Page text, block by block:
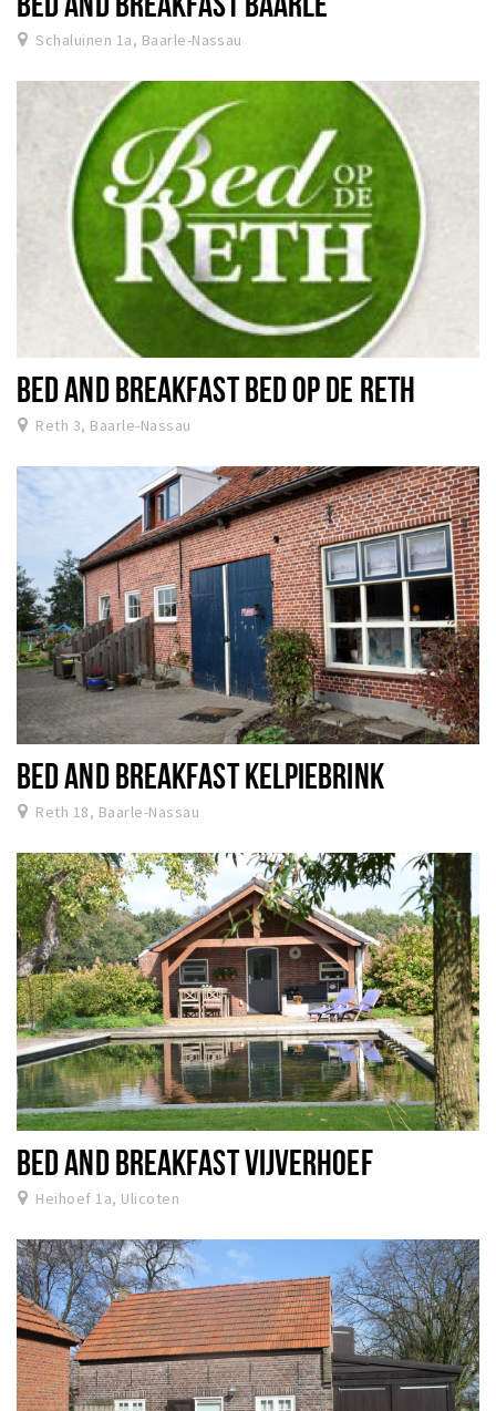
Schaluinen 1a, Baarle-Nassau
BED AND BREAKFAST BED OP DE RETH
Reth 3, Baarle-Nassau
BED AND BREAKFAST KELPIEBRINK
Reth 18, Baarle-Nassau
BED AND BREAKFAST VIJVERHOEF
Heihoef 1a, Ulicoten